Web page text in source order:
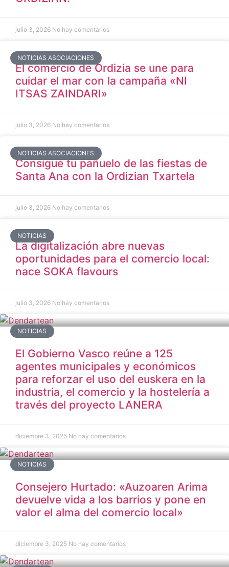
julio 3, 2026 No hay comentarios
NOTICIAS ASOCIACIONES
El comercio de Ordizia se une para
cuidar el mar con la campaña «NI
ITSAS ZAINDARI»
julio 3, 2026 No hay comentarios
NOTICIAS ASOCIACIONES
Consigue tu pañuelo de las fiestas de
Santa Ana con la Ordizian Txartela
julio 3, 2026 No hay comentarios
NOTICIAS
La digitalización abre nuevas
oportunidades para el comercio local:
nace SOKA flavours
julio 3, 2026 No hay comentarios
NOTICIAS
El Gobierno Vasco reúne a 125
agentes municipales y económicos
para reforzar el uso del euskera en la
industria, el comercio y la hostelería a
través del proyecto LANERA
diciembre 3, 2025 No hay comentarios
NOTICIAS
Consejero Hurtado: «Auzoaren Arima
devuelve vida a los barrios y pone en
valor el alma del comercio local»
diciembre 3, 2025 No hay comentarios